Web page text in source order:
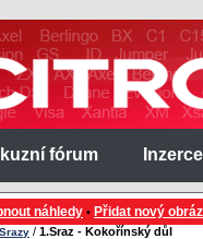
fórum Inzerce
náhledy • Přidat nový
Srazy / 1.Sraz - Kokořínský důl